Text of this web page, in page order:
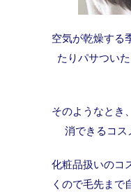
空気が乾燥する
たりパサつい
そのようなとき
消できるコス
化粧品扱いのコ
くので毛先まで